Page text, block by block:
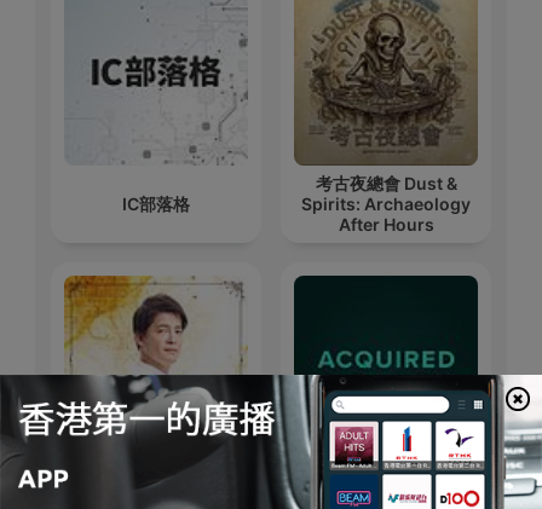
IC部落格
考古夜總會 Dust &
Spirits: Archaeology
After Hours
下班經濟學 Acquired